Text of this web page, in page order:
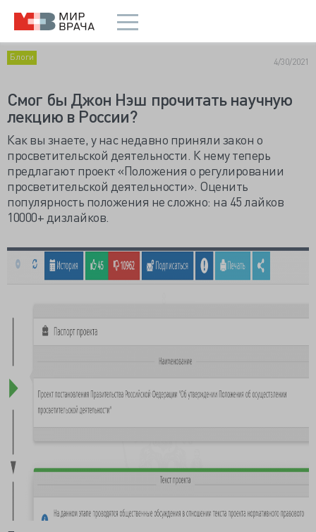
Блоги 4/30/2021
Смог бы Джон Нэш прочитать научную
лекцию в России?
Как вы знаете, у нас недавно приняли закон о
просветительской деятельности. К нему теперь
предлагают проект «Положения о регулировании
просветительской деятельности». Оценить
популярность положения не сложно: на 45 лайков
10000+ дизлайков.